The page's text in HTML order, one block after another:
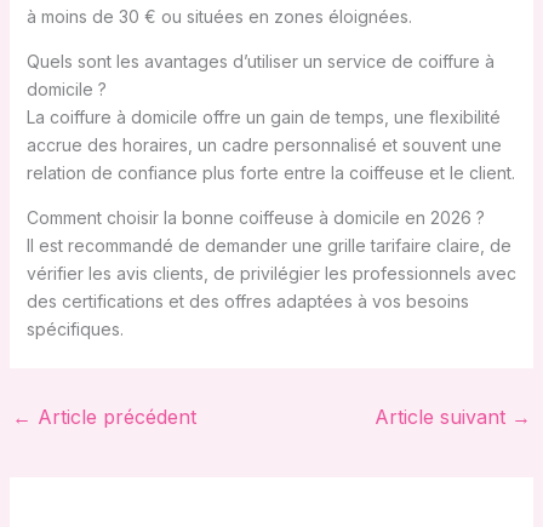
à moins de 30 € ou situées en zones éloignées.
Quels sont les avantages d’utiliser un service de coiffure à
domicile ?
La coiffure à domicile offre un gain de temps, une flexibilité
accrue des horaires, un cadre personnalisé et souvent une
relation de confiance plus forte entre la coiffeuse et le client.
Comment choisir la bonne coiffeuse à domicile en 2026 ?
Il est recommandé de demander une grille tarifaire claire, de
vérifier les avis clients, de privilégier les professionnels avec
des certifications et des offres adaptées à vos besoins
spécifiques.
← Article précédent Article suivant →